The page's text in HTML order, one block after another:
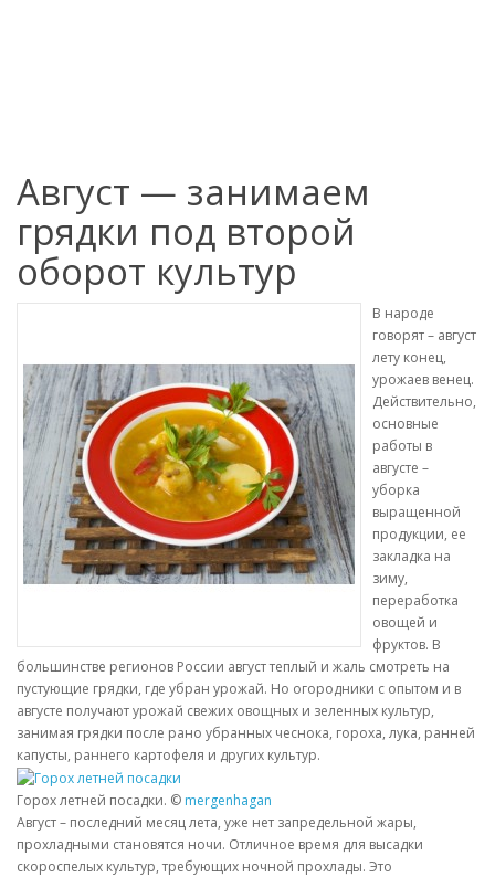
Август — занимаем
грядки под второй
оборот культур
В народе
говорят – август
лету конец,
урожаев венец.
Действительно,
основные
работы в
августе –
уборка
выращенной
продукции, ее
закладка на
зиму,
переработка
овощей и
фруктов. В
большинстве регионов России август теплый и жаль смотреть на
пустующие грядки, где убран урожай. Но огородники с опытом и в
августе получают урожай свежих овощных и зеленных культур,
занимая грядки после рано убранных чеснока, гороха, лука, ранней
капусты, раннего картофеля и других культур.
Горох летней посадки. © mergenhagan
Август – последний месяц лета, уже нет запредельной жары,
прохладными становятся ночи. Отличное время для высадки
скороспелых культур, требующих ночной прохлады. Это